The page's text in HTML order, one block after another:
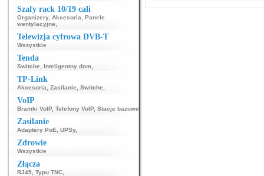
Szafy rack 10/19 cali
Organizery, Akcesoria
Panele
wentylacyjne
Telewizja cyfrowa DVB-T
Wszystkie
Tenda
Switche Inteligentny dom
TP-Link
Akcesoria Zasilanie Switche
VoIP
Bramki VoIP, Telefony VoIP, Stacje bazowe
Zasilanie
Adaptery PoE UPSy,
Zdrowie
Wszystkie
Złącza
RJ45 Typu TNC